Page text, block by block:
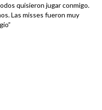
quisieron jugar conmigo.
Las misses fueron muy